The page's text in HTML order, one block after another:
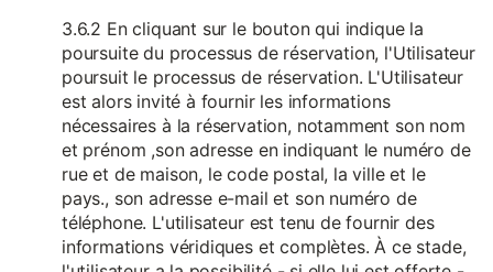
3.6.2 En cliquant sur le bouton qui indique la
poursuite du processus de réservation, l'Utilisateur
poursuit le processus de réservation. L'Utilisateur
est alors invité à fournir les informations
nécessaires à la réservation, notamment son nom
et prénom ,son adresse en indiquant le numéro de
rue et de maison, le code postal, la ville et le
pays., son adresse e-mail et son numéro de
téléphone. L'utilisateur est tenu de fournir des
informations véridiques et complètes. À ce stade,